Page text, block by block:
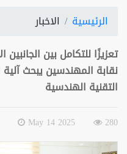
الرئيسية
الاخبار
تعزيزًا للتكامل بين
نقابة المهندسين يبحث
التقنية الهندسية
280
2025 May 14